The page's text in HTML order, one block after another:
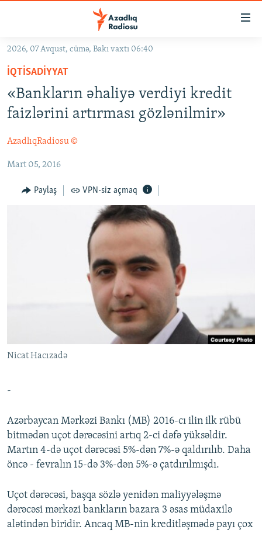
Əsas
qayıt
Əsas
naviqasiyaya
qayıt
Axtarışa
GÜNDƏM
#İZAHLA
KORRUPSIOMETR
FƏRQƏ BAX
QANUNI DOĞRU
ARAŞDIRMA
AZƏRBAYCAN ƏDƏBIYYATI KITABXANASI
İSLAM VƏ DEMOKRATIYA
İZ - MƏDƏNIYYƏT PROQRAMI
PEŞƏ ETIKASI VƏ JURNALISTIKA STANDARTLARIMIZ
MATERIALLARIMIZDAN ISTIFADƏ
AZADLIQRADIOSU MOBIL TELEFONUNUZDA
BIZIMLƏ ƏLAQƏ
RFE/RL-in bütün saytları
2026, 07 Avqust, cümə, Bakı vaxtı 06:40
İQTISADIYYAT
«Bankların əhaliyə verdiyi kredit
faizlərini artırması gözlənilmir»
AzadlıqRadiosu ©
Mart 05, 2016
Paylaş VPN-siz açmaq
Nicat Hacızadə
-
Azərbaycan Mərkəzi Bankı (MB) 2016-cı ilin ilk rübü
bitmədən uçot dərəcəsini artıq 2-ci dəfə yüksəldir.
Martın 4-də uçot dərəcəsi 5%-dən 7%-ə qaldırılıb. Daha
öncə - fevralın 15-də 3%-dən 5%-ə çatdırılmışdı.
Uçot dərəcəsi, başqa sözlə yenidən maliyyələşmə
dərəcəsi mərkəzi bankların bazara 3 əsas müdaxilə
alətindən biridir. Ancaq MB-nin kreditləşmədə payı çox